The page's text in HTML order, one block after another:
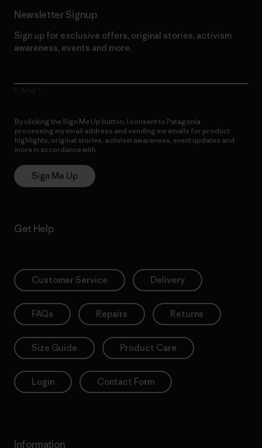
Newsletter Signup
Sign up for exclusive offers, original stories, activism
awareness, events and more.
By clicking the Sign Me Up button, I consent to Patagonia
processing my email address and sending me emails for product
highlights, original stories, activism awareness, event updates and
more in accordance with
Sign Me Up
Get Help
Customer Service Delivery
FAQs Repairs Returns
Size Guide Product Care
Login Contact Form
Information